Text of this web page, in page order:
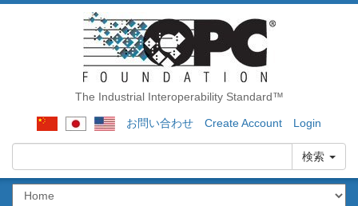
The Industrial Interoperability Standard™
お問い合わせ Create Account Login
検索